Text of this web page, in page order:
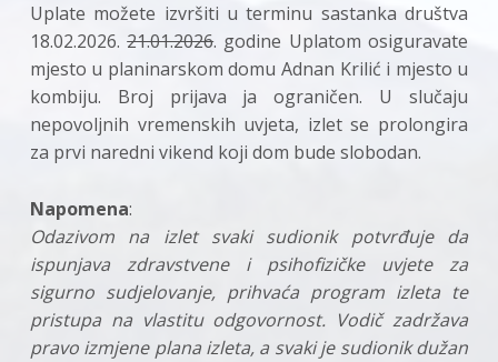
Uplate možete izvršiti u terminu sastanka društva
18.02.2026.21.01.2026. godine Uplatom osiguravate
mjesto u planinarskom domu Adnan Krilić i mjesto u
kombiju. Broj prijava ja ograničen. U slučaju
nepovoljnih vremenskih uvjeta, izlet se prolongira
za prvi naredni vikend koji dom bude slobodan.
Napomena:
Odazivom na izlet svaki sudionik potvrđuje da
ispunjava zdravstvene i psihofizičke uvjete za
sigurno sudjelovanje, prihvaća program izleta te
pristupa na vlastitu odgovornost. Vodič zadržava
pravo izmjene plana izleta, a svaki je sudionik dužan